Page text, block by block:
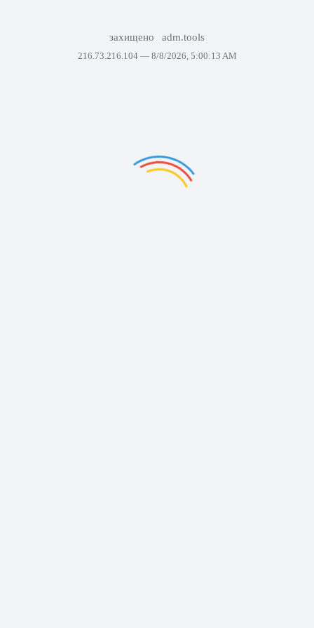
захищено adm.tools
216.73.216.104 — 8/8/2026, 5:00:13 AM